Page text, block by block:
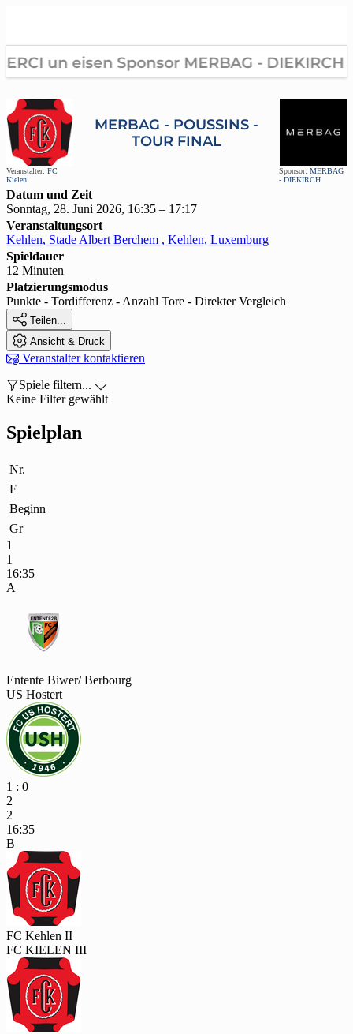
Veranstalter: FC
Kielen
MERBAG - POUSSINS -
TOUR FINAL
Sponsor: MERBAG
- DIEKIRCH
Datum und Zeit
Sonntag, 28. Juni 2026, 16:35 – 17:17
Veranstaltungsort
Kehlen, Stade Albert Berchem , Kehlen, Luxemburg
Spieldauer
12 Minuten
Platzierungsmodus
Punkte - Tordifferenz - Anzahl Tore - Direkter Vergleich
 Teilen...
 Ansicht & Druck
 Veranstalter kontaktieren
Spiele filtern... 
Keine Filter gewählt
Spielplan
Nr.
F
Beginn
Gr
1
1
16:35
A
Entente Biwer/ Berbourg
US Hostert
1 : 0
2
2
16:35
B
FC Kehlen II
FC KIELEN III